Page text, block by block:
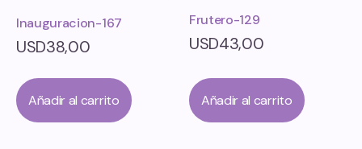
Inauguracion-167
USD38,00
Añadir al carrito
Frutero-129
USD43,00
Añadir al carrito